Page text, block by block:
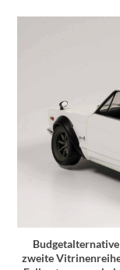
zweite Vitrinenreihe